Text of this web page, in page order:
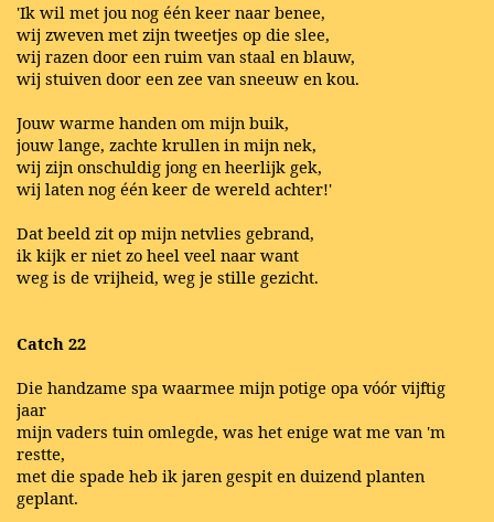
'Ik wil met jou nog één keer naar benee,
wij zweven met zijn tweetjes op die slee,
wij razen door een ruim van staal en blauw,
wij stuiven door een zee van sneeuw en kou.
Jouw warme handen om mijn buik,
jouw lange, zachte krullen in mijn nek,
wij zijn onschuldig jong en heerlijk gek,
wij laten nog één keer de wereld achter!'
Dat beeld zit op mijn netvlies gebrand,
ik kijk er niet zo heel veel naar want
weg is de vrijheid, weg je stille gezicht.
Catch 22
Die handzame spa waarmee mijn potige opa vóór vijftig
jaar
mijn vaders tuin omlegde, was het enige wat me van 'm
restte,
met die spade heb ik jaren gespit en duizend planten
geplant.